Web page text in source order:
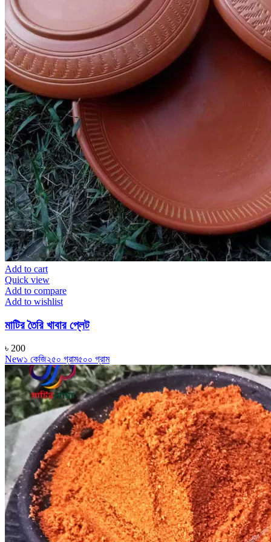
Add to cart
Quick view
Add to compare
Add to wishlist
মাটির তৈরি খাবার প্লেট
৳ 200
New১ কেজি২৫০ গ্রাম৫০০ গ্রাম